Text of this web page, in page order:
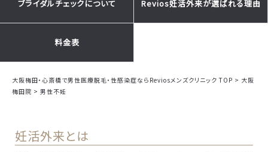
ブライダルチェックについて Revios妊活外来が選ばれる理由
料金表
大阪梅田・心斎橋で男性医療脱毛・性感染症ならReviosメンズクリニック TOP > 大阪
梅田院 > 男性不妊
妊活外来とは